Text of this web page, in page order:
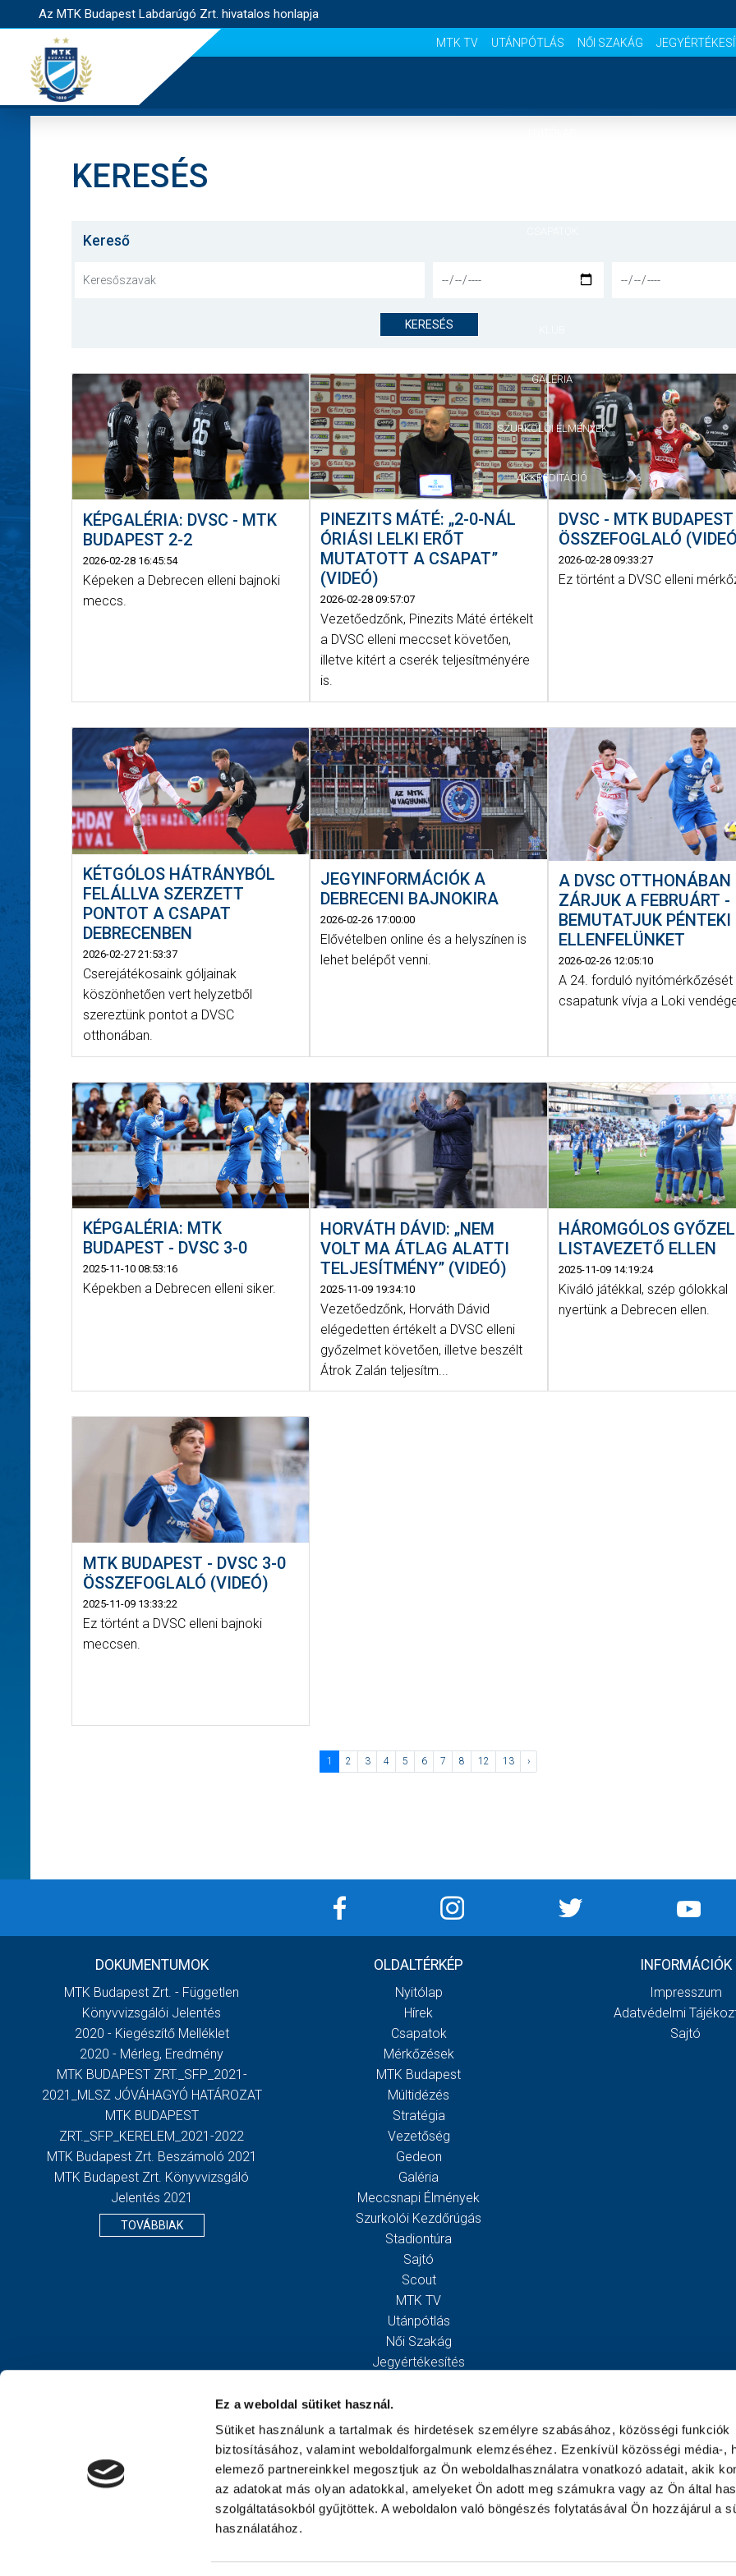
Ez a weboldal sütiket használ.
Sütiket használunk a tartalmak és hirdetések személyre szabásához, közösségi funkciók
biztosításához, valamint weboldalforgalmunk elemzéséhez. Ezenkívül közösségi média-,
elemező partnereinkkel megosztjuk az Ön weboldalhasználatra vonatkozó adatait, akik
az adatokat más olyan adatokkal, amelyeket Ön adott meg számukra vagy az Ön által
szolgáltatásokból gyűjtöttek. A weboldalon való böngészés folytatásával Ön hozzájárul a
használatához.
Az MTK Budapest Labdarúgó Zrt. hivatalos honlapja
MTK TV UTÁNPÓTLÁS NŐI SZAKÁG
MÉRKŐZÉSEK
GALÉRIA
SZURKOLÓI ÉLMÉNYEK
AKKREDITÁCIÓ
KERESÉS
Kereső
KERESÉS
KÉPGALÉRIA: DVSC - MTK
BUDAPEST 2-2
2026-02-28 16:45:54
Képeken a Debrecen elleni bajnoki
meccs.
PINEZITS MÁTÉ: „2-0-NÁL
ÓRIÁSI LELKI ERŐT
MUTATOTT A CSAPAT”
(VIDEÓ)
2026-02-28 09:57:07
Vezetőedzőnk, Pinezits Máté értékelt
a DVSC elleni meccset követően,
illetve kitért a cserék teljesítményére
is.
DVSC - MTK
ÖSSZEFOGLALÓ
2026-02-28 09:33:27
Ez történt a DVSC elleni
KÉTGÓLOS HÁTRÁNYBÓL
FELÁLLVA SZERZETT
PONTOT A CSAPAT
DEBRECENBEN
2026-02-27 21:53:37
Cserejátékosaink góljainak
köszönhetően vert helyzetből
szereztünk pontot a DVSC
otthonában.
JEGYINFORMÁCIÓK A
DEBRECENI BAJNOKIRA
2026-02-26 17:00:00
Elővételben online és a helyszínen is
lehet belépőt venni.
A DVSC OTTHONÁBAN
ZÁRJUK A FEBRUÁRT -
BEMUTATJUK PÉNTEKI
ELLENFELÜNKET
2026-02-26 12:05:10
A 24. forduló nyitómérkőzését
csapatunk vívja a Loki
KÉPGALÉRIA: MTK
BUDAPEST - DVSC 3-0
2025-11-10 08:53:16
Képekben a Debrecen elleni siker.
HORVÁTH DÁVID: „NEM
VOLT MA ÁTLAG ALATTI
TELJESÍTMÉNY” (VIDEÓ)
2025-11-09 19:34:10
Vezetőedzőnk, Horváth Dávid
elégedetten értékelt a DVSC elleni
győzelmet követően, illetve beszélt
Átrok Zalán teljesítm...
HÁROMGÓLOS
LISTAVEZETŐ ELLEN
2025-11-09 14:19:24
Kiváló játékkal, szép gólokkal
nyertünk a Debrecen ellen.
MTK BUDAPEST - DVSC 3-0
ÖSSZEFOGLALÓ (VIDEÓ)
2025-11-09 13:33:22
Ez történt a DVSC elleni bajnoki
meccsen.
1 2 3 4 5 6 7 8 12 13 ›
DOKUMENTUMOK
MTK Budapest Zrt. - Független
Könyvvizsgálói Jelentés
2020 - Kiegészítő Melléklet
2020 - Mérleg, Eredmény
MTK BUDAPEST ZRT._SFP_2021-
2021_MLSZ JÓVÁHAGYÓ HATÁROZAT
MTK BUDAPEST
ZRT._SFP_KERELEM_2021-2022
MTK Budapest Zrt. Beszámoló 2021
MTK Budapest Zrt. Könyvvizsgáló
Jelentés 2021
TOVÁBBIAK
OLDALTÉRKÉP
Nyitólap
Hírek
Csapatok
Mérkőzések
MTK Budapest
Múltidézés
Stratégia
Vezetőség
Gedeon
Galéria
Meccsnapi Élmények
Szurkolói Kezdőrúgás
Stadiontúra
Sajtó
Scout
MTK TV
Utánpótlás
Női Szakág
Jegyértékesítés
Egyesület
Kapcsolat
INFORMÁCIÓK
Impresszum
Adatvédelmi
Sajtó